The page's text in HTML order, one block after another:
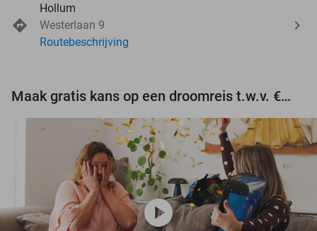
Hollum
Westerlaan 9
Routebeschrijving
Maak gratis kans op een droomreis t.w.v. €3.000!
play_circle